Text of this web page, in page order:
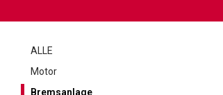
ALLE
Motor
Bremsanlage